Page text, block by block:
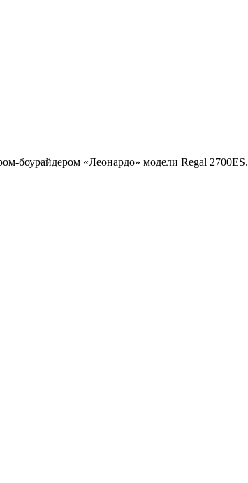
боурайдером «Леонардо» модели Regal 2700ES.